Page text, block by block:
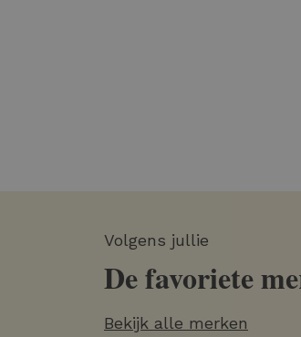
Volgens jullie
De favoriete
Bekijk alle merken